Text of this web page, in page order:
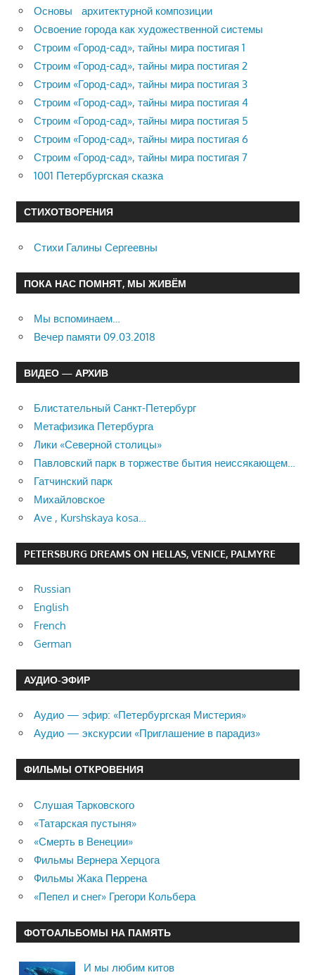
Основы архитектурной композиции
Освоение города как художественной системы
Строим «Город-сад», тайны мира постигая 1
Строим «Город-сад», тайны мира постигая 2
Строим «Город-сад», тайны мира постигая 3
Строим «Город-сад», тайны мира постигая 4
Строим «Город-сад», тайны мира постигая 5
Строим «Город-сад», тайны мира постигая 6
Строим «Город-сад», тайны мира постигая 7
1001 Петербургская сказка
СТИХОТВОРЕНИЯ
Стихи Галины Сергеевны
ПОКА НАС ПОМНЯТ, МЫ ЖИВЁМ
Мы вспоминаем…
Вечер памяти 09.03.2018
ВИДЕО — АРХИВ
Блистательный Санкт-Петербург
Метафизика Петербурга
Лики «Северной столицы»
Павловский парк в торжестве бытия неиссякающем…
Гатчинский парк
Михайловское
Ave , Kurshskaya kosa…
PETERSBURG DREAMS ON HELLAS, VENICE, PALMYRE
Russian
English
French
German
АУДИО-ЭФИР
Аудио — эфир: «Петербургская Мистерия»
Аудио — экскурсии «Приглашение в парадиз»
ФИЛЬМЫ ОТКРОВЕНИЯ
Слушая Тарковского
«Татарская пустыня»
«Смерть в Венеции»
Фильмы Вернера Херцога
Фильмы Жака Перрена
«Пепел и снег» Грегори Кольбера
ФОТОАЛЬБОМЫ НА ПАМЯТЬ
И мы любим китов